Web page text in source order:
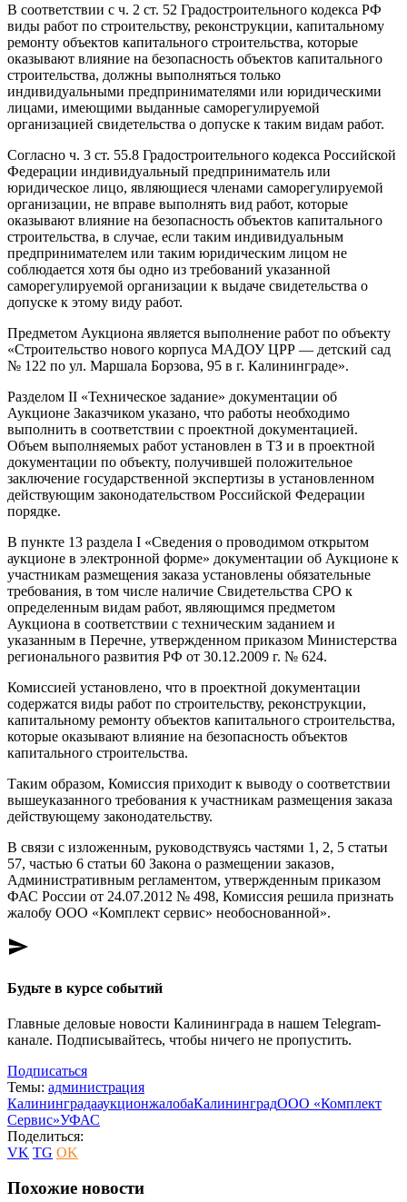
В соответствии с ч. 2 ст. 52 Градостроительного кодекса РФ
виды работ по строительству, реконструкции, капитальному
ремонту объектов капитального строительства, которые
оказывают влияние на безопасность объектов капитального
строительства, должны выполняться только
индивидуальными предпринимателями или юридическими
лицами, имеющими выданные саморегулируемой
организацией свидетельства о допуске к таким видам работ.
Согласно ч. 3 ст. 55.8 Градостроительного кодекса Российской
Федерации индивидуальный предприниматель или
юридическое лицо, являющиеся членами саморегулируемой
организации, не вправе выполнять вид работ, которые
оказывают влияние на безопасность объектов капитального
строительства, в случае, если таким индивидуальным
предпринимателем или таким юридическим лицом не
соблюдается хотя бы одно из требований указанной
саморегулируемой организации к выдаче свидетельства о
допуске к этому виду работ.
Предметом Аукциона является выполнение работ по объекту
«Строительство нового корпуса МАДОУ ЦРР — детский сад
№ 122 по ул. Маршала Борзова, 95 в г. Калининграде».
Разделом II «Техническое задание» документации об
Аукционе Заказчиком указано, что работы необходимо
выполнить в соответствии с проектной документацией.
Объем выполняемых работ установлен в ТЗ и в проектной
документации по объекту, получившей положительное
заключение государственной экспертизы в установленном
действующим законодательством Российской Федерации
порядке.
В пункте 13 раздела I «Сведения о проводимом открытом
аукционе в электронной форме» документации об Аукционе к
участникам размещения заказа установлены обязательные
требования, в том числе наличие Свидетельства СРО к
определенным видам работ, являющимся предметом
Аукциона в соответствии с техническим заданием и
указанным в Перечне, утвержденном приказом Министерства
регионального развития РФ от 30.12.2009 г. № 624.
Комиссией установлено, что в проектной документации
содержатся виды работ по строительству, реконструкции,
капитальному ремонту объектов капитального строительства,
которые оказывают влияние на безопасность объектов
капитального строительства.
Таким образом, Комиссия приходит к выводу о соответствии
вышеуказанного требования к участникам размещения заказа
действующему законодательству.
В связи с изложенным, руководствуясь частями 1, 2, 5 статьи
57, частью 6 статьи 60 Закона о размещении заказов,
Административным регламентом, утвержденным приказом
ФАС России от 24.07.2012 № 498, Комиссия решила признать
жалобу ООО «Комплект сервис» необоснованной».
send
Будьте в курсе событий
Главные деловые новости Калининграда в нашем Telegram-
канале. Подписывайтесь, чтобы ничего не пропустить.
Подписаться
Темы: администрация
КалининградааукционжалобаКалининградООО «Комплект
Сервис»УФАС
Поделиться:
VK TG OK
Похожие новости